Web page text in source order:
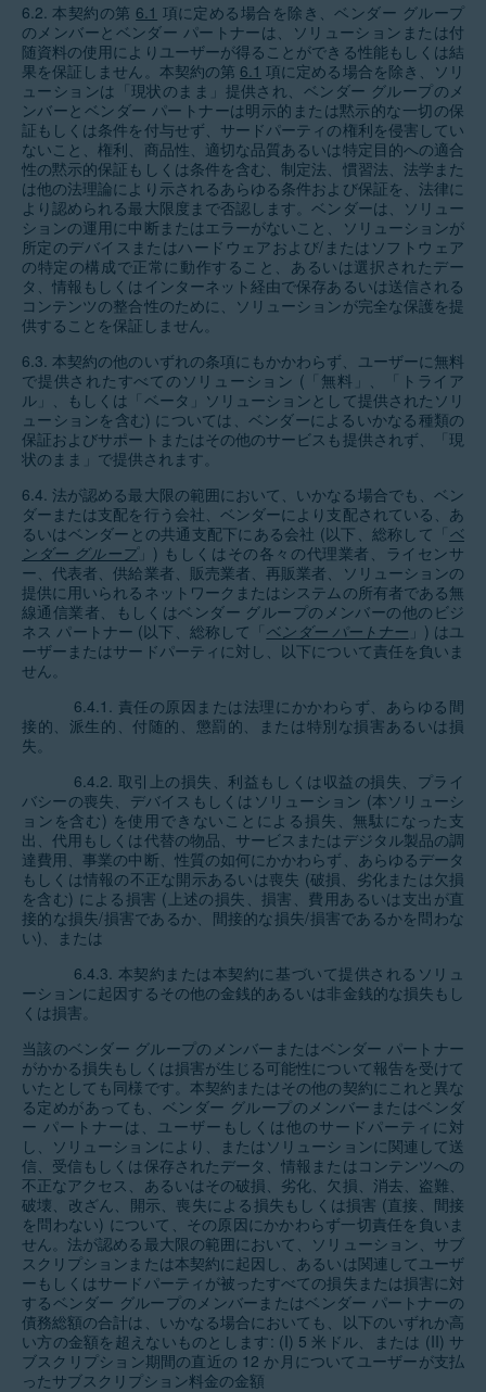
6.2. 本契約の第 6.1 項に定める場合を除き、ベンダー グループ
のメンバーとベンダー パートナーは、ソリューションまたは付
随資料の使用によりユーザーが得ることができる性能もしくは結
果を保証しません。本契約の第 6.1 項に定める場合を除き、ソリ
ューションは「現状のまま」提供され、ベンダー グループのメ
ンバーとベンダー パートナーは明示的または黙示的な一切の保
証もしくは条件を付与せず、サードパーティの権利を侵害してい
ないこと、権利、商品性、適切な品質あるいは特定目的への適合
性の黙示的保証もしくは条件を含む、制定法、慣習法、法学また
は他の法理論により示されるあらゆる条件および保証を、法律に
より認められる最大限度まで否認します。ベンダーは、ソリュー
ションの運用に中断またはエラーがないこと、ソリューションが
所定のデバイスまたはハードウェアおよび/またはソフトウェア
の特定の構成で正常に動作すること、あるいは選択されたデー
タ、情報もしくはインターネット経由で保存あるいは送信される
コンテンツの整合性のために、ソリューションが完全な保護を提
供することを保証しません。
6.3. 本契約の他のいずれの条項にもかかわらず、ユーザーに無料
で提供されたすべてのソリューション (「無料」、「トライア
ル」、もしくは「ベータ」ソリューションとして提供されたソリ
ューションを含む) については、ベンダーによるいかなる種類の
保証およびサポートまたはその他のサービスも提供されず、「現
状のまま」で提供されます。
6.4. 法が認める最大限の範囲において、いかなる場合でも、ベン
ダーまたは支配を行う会社、ベンダーにより支配されている、あ
るいはベンダーとの共通支配下にある会社 (以下、総称して「 ベ
ンダー グループ」) もしくはその各々の代理業者、ライセンサ
ー、代表者、供給業者、販売業者、再販業者、ソリューションの
提供に用いられるネットワークまたはシステムの所有者である無
線通信業者、もしくはベンダー グループのメンバーの他のビジ
ネス パートナー (以下、総称して「 ベンダー パートナー 」) はユ
ーザーまたはサードパーティに対し、以下について責任を負いま
せん。
6.4.1. 責任の原因または法理にかかわらず、あらゆる間
接的、派生的、付随的、懲罰的、または特別な損害あるいは損
失。
6.4.2. 取引上の損失、利益もしくは収益の損失、プライ
バシーの喪失、デバイスもしくはソリューション (本ソリューシ
ョンを含む) を使用できないことによる損失、無駄になった支
出、代用もしくは代替の物品、サービスまたはデジタル製品の調
達費用、事業の中断、性質の如何にかかわらず、あらゆるデータ
もしくは情報の不正な開示あるいは喪失 (破損、劣化または欠損
を含む) による損害 (上述の損失、損害、費用あるいは支出が直
接的な損失/損害であるか、間接的な損失/損害であるかを問わな
い)、または
6.4.3. 本契約または本契約に基づいて提供されるソリュ
ーションに起因するその他の金銭的あるいは非金銭的な損失もし
くは損害。
当該のベンダー グループのメンバーまたはベンダー パートナー
がかかる損失もしくは損害が生じる可能性について報告を受けて
いたとしても同様です。本契約またはその他の契約にこれと異な
る定めがあっても、ベンダー グループのメンバーまたはベンダ
ー パートナーは、ユーザーもしくは他のサードパーティに対
し、ソリューションにより、またはソリューションに関連して送
信、受信もしくは保存されたデータ、情報またはコンテンツへの
不正なアクセス、あるいはその破損、劣化、欠損、消去、盗難、
破壊、改ざん、開示、喪失による損失もしくは損害 (直接、間接
を問わない) について、その原因にかかわらず一切責任を負いま
せん。法が認める最大限の範囲において、ソリューション、サブ
スクリプションまたは本契約に起因し、あるいは関連してユーザ
ーもしくはサードパーティが被ったすべての損失または損害に対
するベンダー グループのメンバーまたはベンダー パートナーの
債務総額の合計は、いかなる場合においても、以下のいずれか高
い方の金額を超えないものとします: (I) 5 米ドル、または (II) サ
ブスクリプション期間の直近の 12 か月についてユーザーが支払
ったサブスクリプション料金の金額